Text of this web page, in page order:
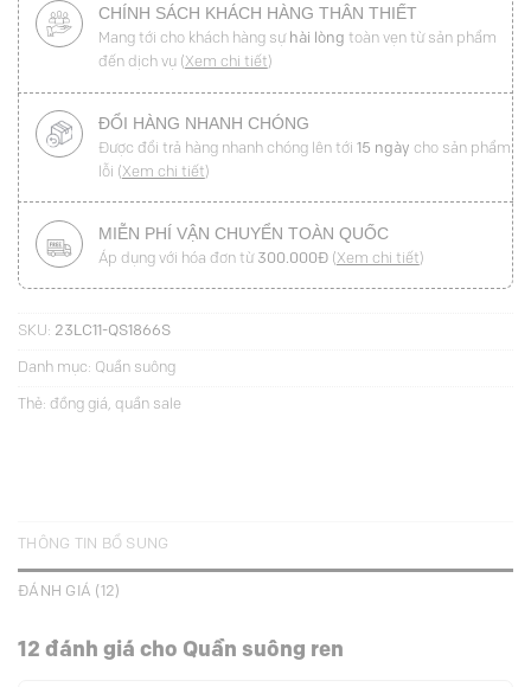
CHÍNH SÁCH KHÁCH HÀNG THÂN THIẾT
Mang tới cho khách hàng sự hài lòng toàn vẹn từ sản phẩm
đến dịch vụ (Xem chi tiết)
ĐỔI HÀNG NHANH CHÓNG
Được đổi trả hàng nhanh chóng lên tới 15 ngày cho sản phẩm
lỗi (Xem chi tiết)
MIỄN PHÍ VẬN CHUYỂN TOÀN QUỐC
Áp dụng với hóa đơn từ 300.000Đ(Xem chi tiết)
SKU: 23LC11-QS1866S
Danh mục: Quần suông
Thẻ: đồng giá, quần sale
THÔNG TIN BỔ SUNG
ĐÁNH GIÁ (12)
12 đánh giá cho Quần suông ren